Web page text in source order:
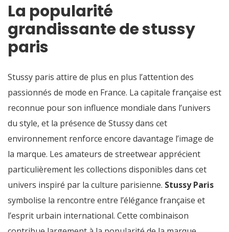
La popularité
grandissante de stussy
paris
Stussy paris attire de plus en plus l’attention des
passionnés de mode en France. La capitale française est
reconnue pour son influence mondiale dans l’univers
du style, et la présence de Stussy dans cet
environnement renforce encore davantage l’image de
la marque. Les amateurs de streetwear apprécient
particulièrement les collections disponibles dans cet
univers inspiré par la culture parisienne. Stussy Paris
symbolise la rencontre entre l’élégance française et
l’esprit urbain international. Cette combinaison